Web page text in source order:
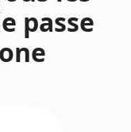
passe